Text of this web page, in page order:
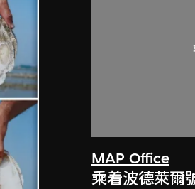
MAP Office
乘着波德萊爾